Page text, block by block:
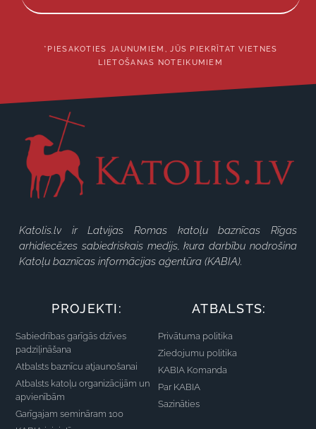
*PIESAKOTIES JAUNUMIEM, JŪS PIEKRĪTAT VIETNES
LIETOŠANAS NOTEIKUMIEM
Katolis.lv ir Latvijas Romas katoļu baznīcas Rīgas
arhidiecēzes sabiedriskais medijs, kura darbību nodrošina
Katoļu baznīcas informācijas aģentūra (KABIA).
PROJEKTI:
Sabiedrības garīgās dzīves
padziļināšana
Atbalsts baznīcu atjaunošanai
Atbalsts katoļu organizācijām un
apvienībām
Garīgajam semināram 100
ATBALSTS:
Privātuma politika
Ziedojumu politika
KABIA Komanda
Par KABIA
Sazināties